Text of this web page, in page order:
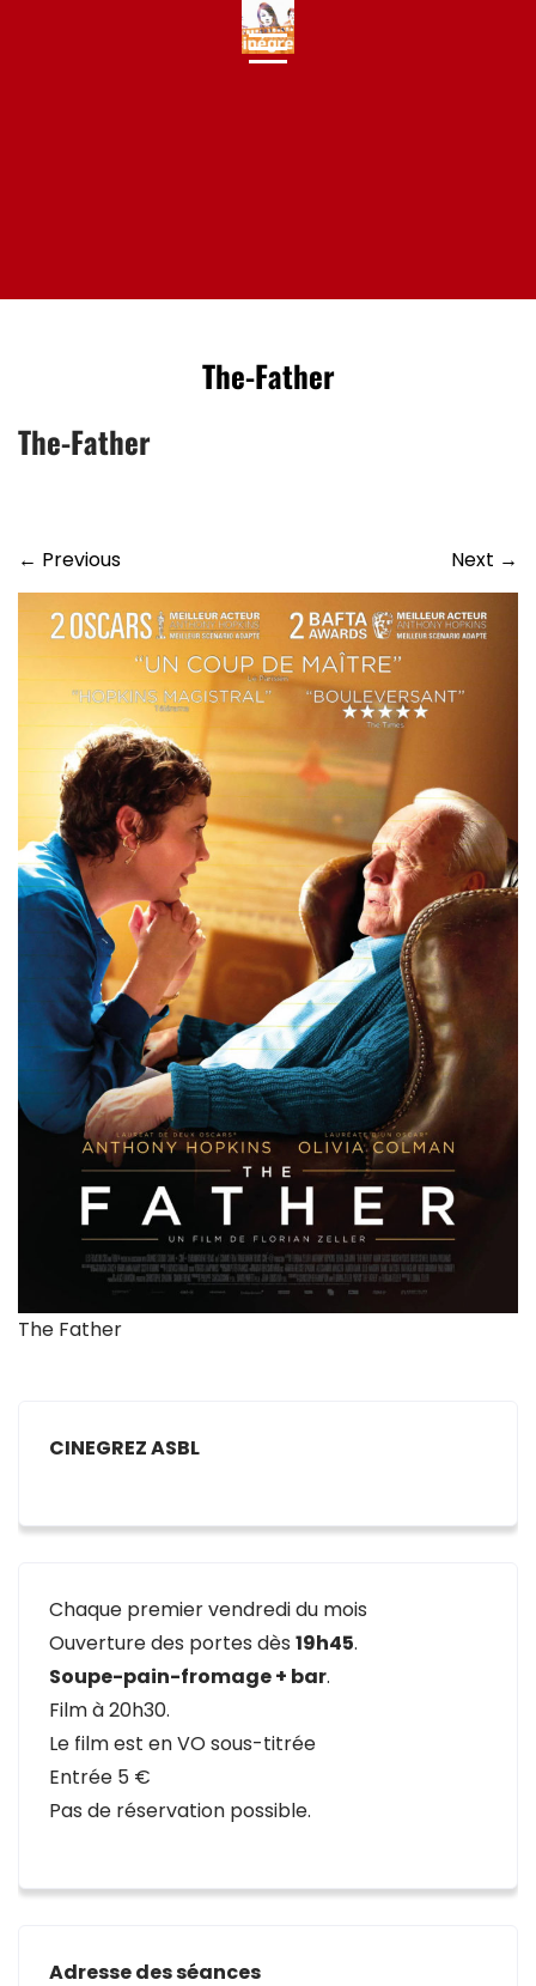
The-Father
The-Father
← Previous Next →
The Father
CINEGREZ ASBL
Chaque premier vendredi du mois
Ouverture des portes dès 19h45.
Soupe-pain-fromage + bar.
Film à 20h30.
Le film est en VO sous-titrée
Entrée 5 €
Pas de réservation possible.
Adresse des séances